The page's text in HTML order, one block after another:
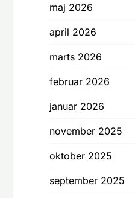
maj 2026
april 2026
marts 2026
februar 2026
januar 2026
november 2025
oktober 2025
september 2025